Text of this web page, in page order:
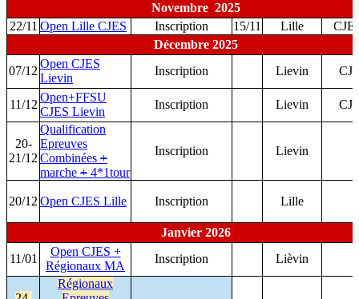
Novembre 2025
22/11 Open Lille CJES Inscription 15/11 Lille
Décembre 2025
07/12
Open CJES
Lievin
Inscription Lievin
11/12
Open+FFSU
CJES Lievin
Inscription Lievin
20-
21/12
Qualification
Epreuves
Combinées +
marche + 4*1tour
Inscription Lievin
20/12Open CJES Lille Inscription Lille
Janvier 2026
11/01
Open CJES +
Régionaux MA
Inscription Lièvin
Régionaux